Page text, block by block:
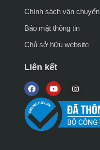
Chính sách vận chuyển
Bảo mật thông tin
Chủ sở hữu website
Liên kết